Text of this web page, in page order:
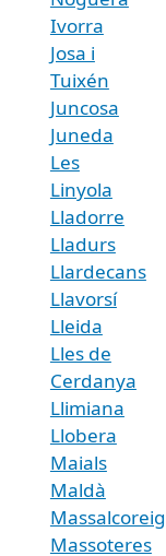
Ivorra
Josa i
Tuixén
Juncosa
Juneda
Les
Linyola
Lladorre
Lladurs
Llardecans
Llavorsí
Lleida
Lles de
Cerdanya
Llimiana
Llobera
Maials
Maldà
Massalcoreig
Massoteres